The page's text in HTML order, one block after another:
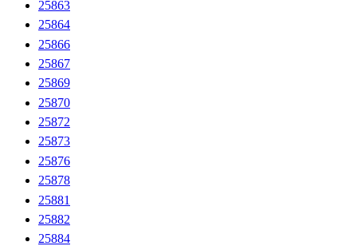
25863
25864
25866
25867
25869
25870
25872
25873
25876
25878
25881
25882
25884